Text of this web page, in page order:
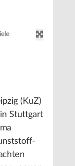
(KuZ)
Stuttgart